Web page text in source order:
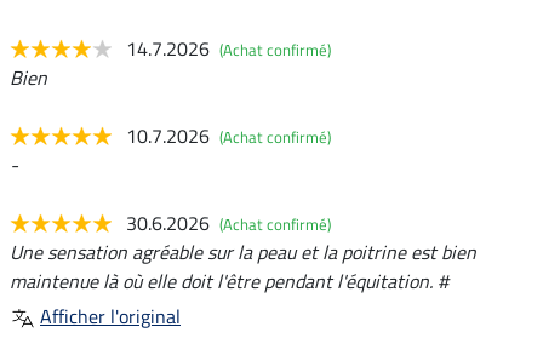
14.7.2026 (Achat confirmé)
Bien
10.7.2026 (Achat confirmé)
-
30.6.2026 (Achat confirmé)
Une sensation agréable sur la peau et la poitrine est bien
maintenue là où elle doit l'être pendant l'équitation. #
Afficher l'original